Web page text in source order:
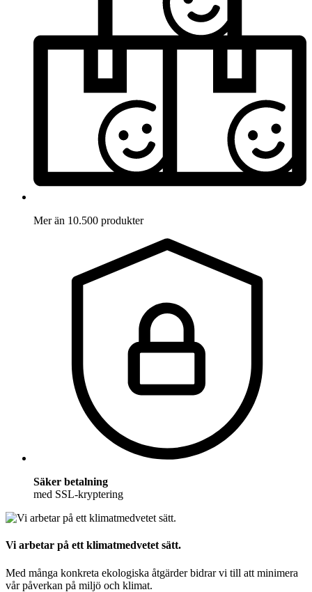
Mer än 10.500 produkter
Säker betalning
med SSL-kryptering
Vi arbetar på ett klimatmedvetet sätt.
Med många konkreta ekologiska åtgärder bidrar vi till att minimera
vår påverkan på miljö och klimat.